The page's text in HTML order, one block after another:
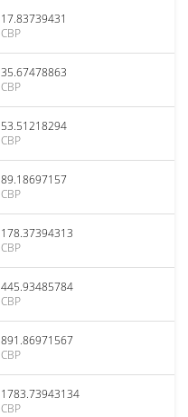
17.83739431
CBP
35.67478863
CBP
53.51218294
CBP
89.18697157
CBP
178.37394313
CBP
445.93485784
CBP
891.86971567
CBP
1783.73943134
CBP